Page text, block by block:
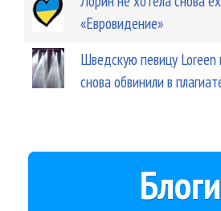
«Евровидение»
Шведскую певицу Loreen
снова обвинили в
Блоги